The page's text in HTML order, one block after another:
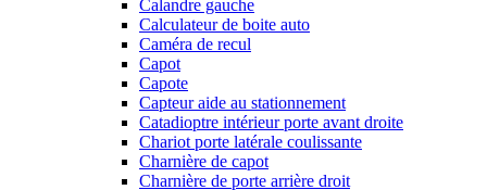
Calandre gauche
Calculateur de boite auto
Caméra de recul
Capot
Capote
Capteur aide au stationnement
Catadioptre intérieur porte avant droite
Chariot porte latérale coulissante
Charnière de capot
Charnière de porte arrière droit